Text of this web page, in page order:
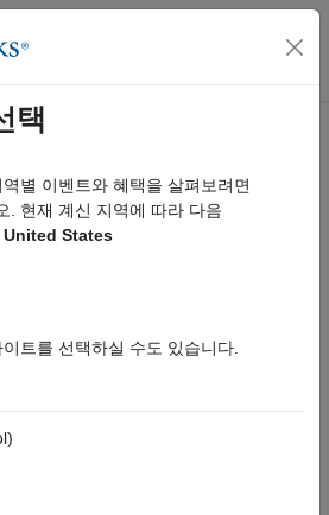
색 메뉴 토글
was this information?
택
별 이벤트와 혜택을 살펴보려면
. 현재 계신 지역에 따라 다음
United States
트를 선택하실 수도 있습니다.